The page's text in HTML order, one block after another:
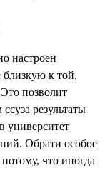
настроен
близкую к той,
позволит
результаты
университет
Обрати особое
что иногда